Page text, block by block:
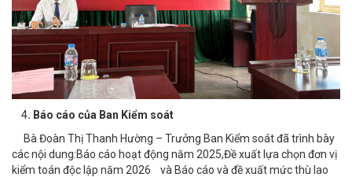
4. Báo cáo của Ban Kiểm soát
Bà Đoàn Thị Thanh Hường – Trưởng Ban Kiểm soát đã trình bày
các nội dung:Báo cáo hoạt động năm 2025,Đề xuất lựa chọn đơn vị
kiểm toán độc lập năm 2026 và Báo cáo và đề xuất mức thù lao